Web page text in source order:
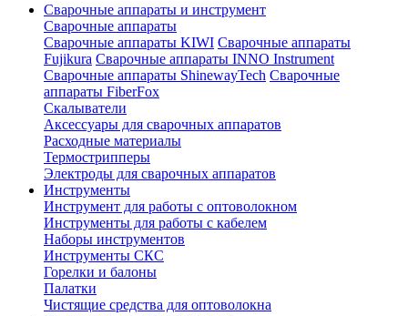
Сварочные аппараты и инструмент
Сварочные аппараты
Сварочные аппараты KIWI Сварочные аппараты
Fujikura Сварочные аппараты INNO Instrument
Сварочные аппараты ShinewayTech Cварочные
аппараты FiberFox
Скалыватели
Аксессуары для сварочных аппаратов
Расходные материалы
Термострипперы
Электроды для сварочных аппаратов
Инструменты
Инструмент для работы с оптоволокном
Инструменты для работы с кабелем
Наборы инструментов
Инструменты СКС
Горелки и балоны
Палатки
Чистящие средства для оптоволокна